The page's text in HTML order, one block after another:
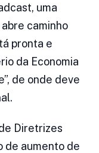
uma
caminho
pronta e
da Economia
de onde deve
Diretrizes
de aumento de